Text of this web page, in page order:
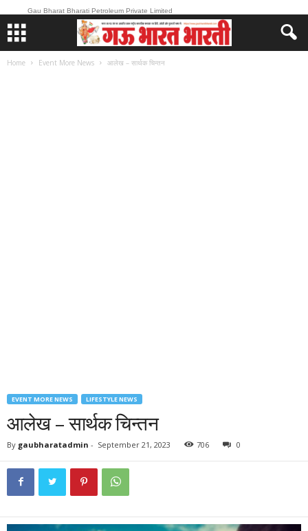
Gau Bharat Bharati Petroleum Private Limited
Home Event More News आलेख – सार्थक चिन्तन
EVENT MORE NEWS LIFESTYLE NEWS
आलेख – सार्थक चिन्तन
By gaubharatadmin - September 21, 2023 706 0